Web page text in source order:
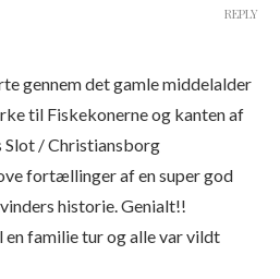
gennem det gamle middelalder
til Fiskekonerne og kanten af
/ Christiansborg
fortællinger af en super god
historie. Genialt!!
familie tur og alle var vildt
REPLY